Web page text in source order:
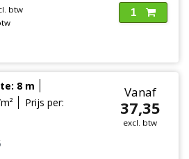
btw 1
8 m
Prijs per:
Vanaf
37,35
excl. btw